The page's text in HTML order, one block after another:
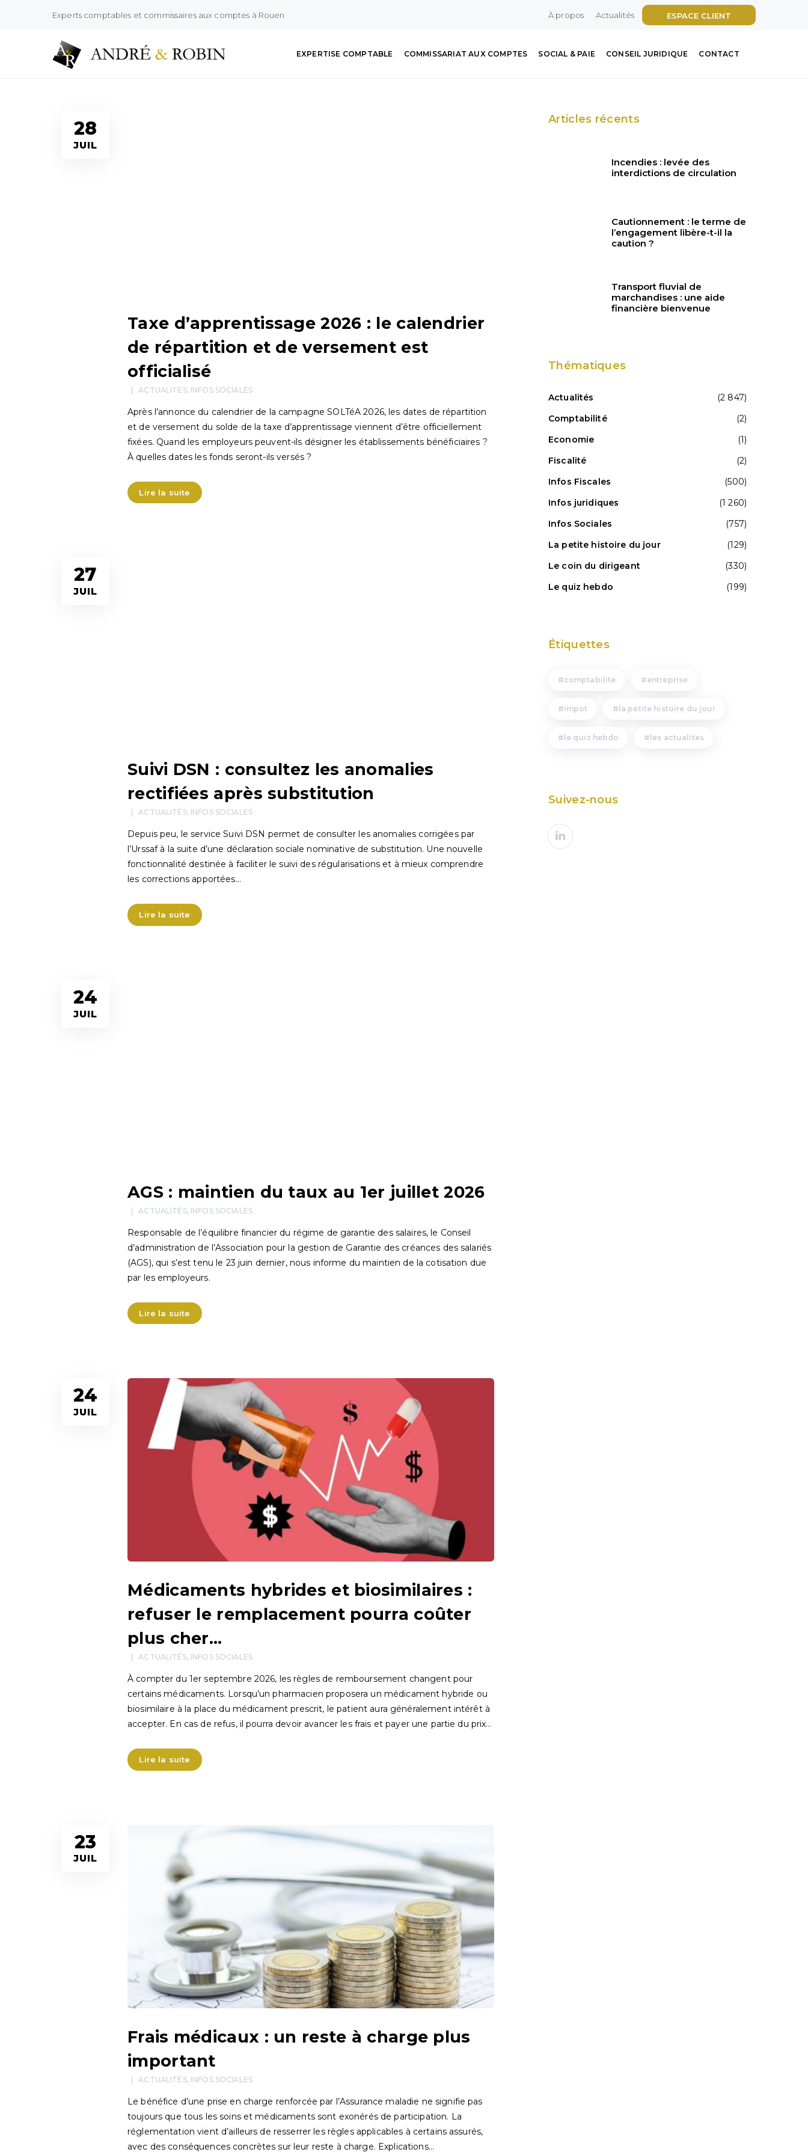
Experts comptables et commissaires aux comptes à Rouen ESPACE CLIENT
À propos Actualités
EXPERTISE COMPTABLE COMMISSARIAT AUX COMPTES SOCIAL & PAIE CONSEIL JURIDIQUE CONTACT
Infos Sociales
28
JUIL
Taxe d’apprentissage 2026 : le calendrier
de répartition et de versement est
officialisé
ACTUALITÉS, INFOS SOCIALES
Après l’annonce du calendrier de la campagne SOLTéA 2026, les dates de répartition
et de versement du solde de la taxe d’apprentissage viennent d’être officiellement
fixées. Quand les employeurs peuvent-ils désigner les établissements bénéficiaires ?
À quelles dates les fonds seront-ils versés ?
Lire la suite
27
JUIL
Suivi DSN : consultez les anomalies
rectifiées après substitution
ACTUALITÉS, INFOS SOCIALES
Depuis peu, le service Suivi DSN permet de consulter les anomalies corrigées par
l’Urssaf à la suite d’une déclaration sociale nominative de substitution. Une nouvelle
fonctionnalité destinée à faciliter le suivi des régularisations et à mieux comprendre
les corrections apportées…
Lire la suite
24
JUIL
AGS : maintien du taux au 1er juillet 2026
ACTUALITÉS, INFOS SOCIALES
Responsable de l’équilibre financier du régime de garantie des salaires, le Conseil
d’administration de l’Association pour la gestion de Garantie des créances des salariés
(AGS), qui s’est tenu le 23 juin dernier, nous informe du maintien de la cotisation due
par les employeurs.
Lire la suite
24
JUIL
Médicaments hybrides et biosimilaires :
refuser le remplacement pourra coûter
plus cher…
ACTUALITÉS, INFOS SOCIALES
À compter du 1er septembre 2026, les règles de remboursement changent pour
certains médicaments. Lorsqu’un pharmacien proposera un médicament hybride ou
biosimilaire à la place du médicament prescrit, le patient aura généralement intérêt à
accepter. En cas de refus, il pourra devoir avancer les frais et payer une partie du prix…
Lire la suite
23
JUIL
Frais médicaux : un reste à charge plus
important
ACTUALITÉS, INFOS SOCIALES
Le bénéfice d’une prise en charge renforcée par l’Assurance maladie ne signifie pas
toujours que tous les soins et médicaments sont exonérés de participation. La
réglementation vient d’ailleurs de resserrer les règles applicables à certains assurés,
avec des conséquences concrètes sur leur reste à charge. Explications…
Articles récents
Incendies : levée des
interdictions de circulation
Cautionnement : le terme de
l’engagement libère-t-il la
caution ?
Transport fluvial de
marchandises : une aide
financière bienvenue
Thématiques
Actualités
(2 847)
Comptabilité
(2)
Economie
(1)
Fiscalité
(2)
Infos Fiscales
(500)
Infos juridiques
(1 260)
Infos Sociales
(757)
La petite histoire du jour
(129)
Le coin du dirigeant
(330)
Le quiz hebdo
(199)
Étiquettes
comptabilite entreprise
impot la petite histoire du jour
le quiz hebdo les actualites
Suivez-nous